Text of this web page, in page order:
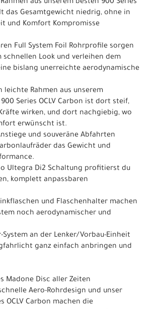
aus unserem besten 900 Series
das Gesamtgewicht niedrig, ohne in
und Komfort Kompromisse
Full System Foil Rohrprofile sorgen
schnellen Look und verleihen dem
bislang unerreichte aerodynamische
leichte Rahmen aus unserem
Series OCLV Carbon ist dort steif,
wirken, und dort nachgiebig, wo
erwünscht ist.
und souveräne Abfahrten
das Gewicht und
Ultegra Di2 Schaltung profitierst du
komplett anpassbaren
und Flaschenhalter machen
noch aerodynamischer und
System an der Lenker/Vorbau-Einheit
ganz einfach anbringen und
Madone Disc aller Zeiten
Aero-Rohrdesign und unser
OCLV Carbon machen die